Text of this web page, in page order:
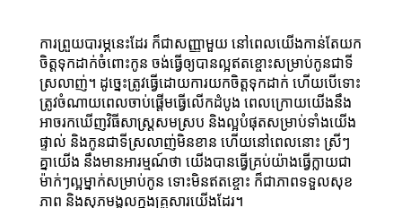
ការព្រួយបារម្ភនេះដែរ ក៏ជាសញ្ញាមួយ នៅពេលយើងកាន់តែយក
ចិត្តទុកដាក់ចំពោះកូន ចង់ធ្វើឲ្យបានល្អឥតខ្ចោះសម្រាប់កូនជាទី
ស្រលាញ់។ ដូច្នេះត្រូវធ្វើដោយការយកចិត្តទុកដាក់ ហើយបើទោះ
ត្រូវចំណាយពេលចាប់ផ្តើមធ្វើលើកដំបូង ពេលក្រោយយើងនឹង
អាចរកឃើញវិធីសាស្រ្តសមស្រប និងល្អបំផុតសម្រាប់ទាំងយើង
ផ្ទាល់ និងកូនជាទីស្រលាញ់មិនខាន ហើយនៅពេលនោះ ស្រីៗ
គ្នាយើង នឹងមានអារម្មណ៍ថា យើងបានធ្វើគ្រប់យ៉ាងធ្វើក្លាយជា
ម៉ាក់ៗល្អម្នាក់សម្រាប់កូន ទោះមិនឥតខ្ចោះ ក៏ជាភាពទទួលសុខ
ភាព និងសុភមង្គលក្នុងគ្រួសារយើងដែរ។